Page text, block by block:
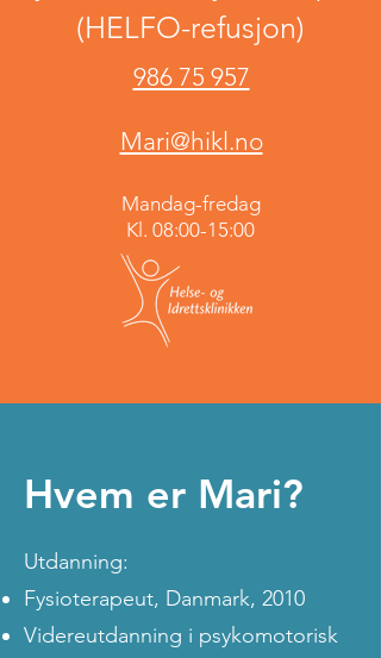
(HELFO-refusjon)
986 75 957
Mari@hikl.no
Mandag-fredag
Kl. 08:00-15:00
Hvem er Mari?
Utdanning:
Fysioterapeut, Danmark, 2010
Videreutdanning i psykomotorisk